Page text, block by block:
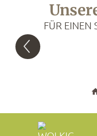
FÜR EINEN